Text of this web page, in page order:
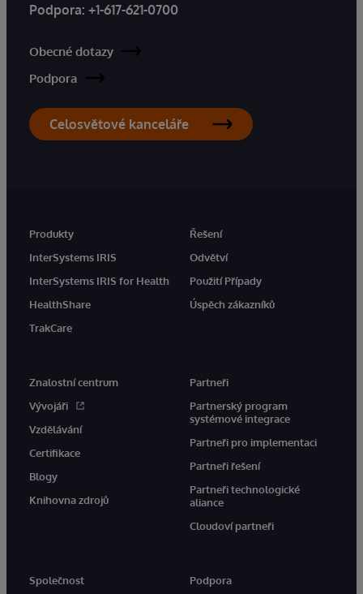
Podpora: +1-617-621-0700
Obecné dotazy
Podpora
Celosvětové kanceláře
Produkty
InterSystems IRIS
InterSystems IRIS for Health
HealthShare
TrakCare
Řešení
Odvětví
Použití Případy
Úspěch zákazníků
Znalostní centrum
Vývojáři
Vzdělávání
Certifikace
Blogy
Knihovna zdrojů
Partneři
Partnerský program
systémové integrace
Partneři pro implementaci
Partneři řešení
Partneři technologické
aliance
Cloudoví partneři
Společnost Podpora